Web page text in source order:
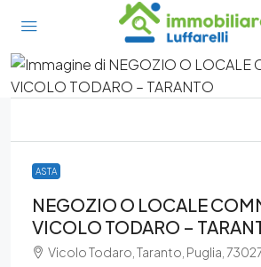
ASTA
NEGOZIO O LOCALE
VICOLO TODARO –
Vicolo Todaro, Taranto, Puglia,